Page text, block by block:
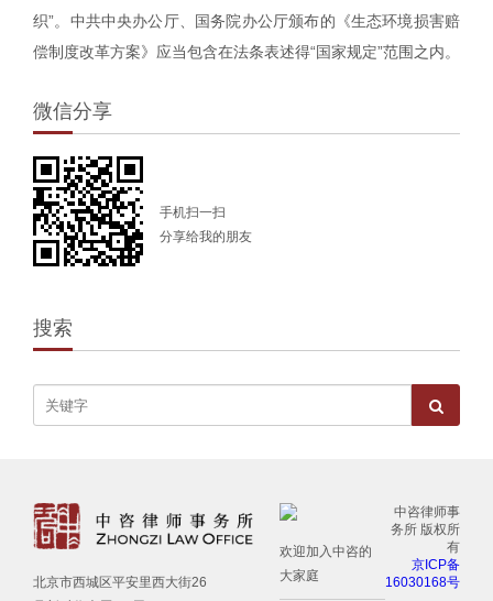
织”。中共中央办公厅、国务院办公厅颁布的《生态环境损害赔
偿制度改革方案》应当包含在法条表述得“国家规定”范围之内。
微信分享
手机扫一扫
分享给我的朋友
搜索
北京市西城区平安里西大街26
欢迎加入中咨的
大家庭
中咨律师事
务所 版权所
有
京ICP备
16030168号